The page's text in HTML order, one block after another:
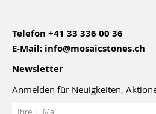
Telefon +41 33 336 00 36
E-Mail: info@mosaicstones.ch
Newsletter
Anmelden für Neuigkeiten,
Anmeldung